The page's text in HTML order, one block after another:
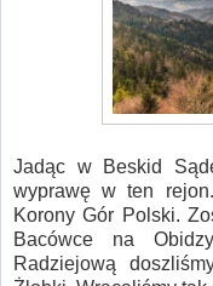
Jadąc w Beskid
wyprawę w ten
Korony Gór Polski.
Bacówce na
Radziejową